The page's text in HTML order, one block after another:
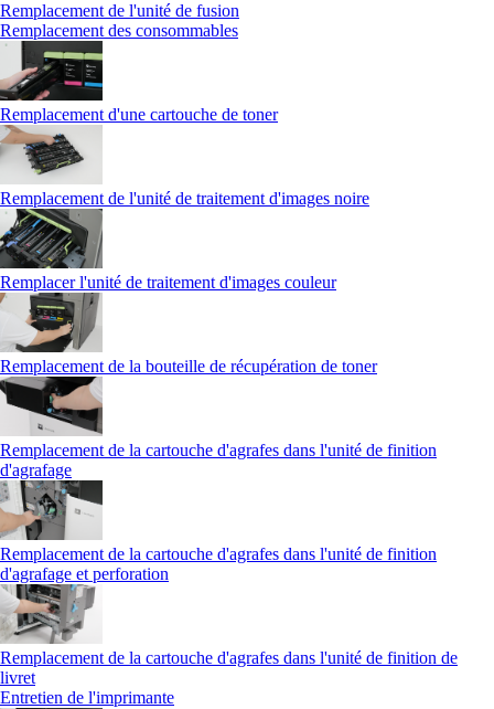
Remplacement de l'unité de fusion
Remplacement des consommables
Remplacement d'une cartouche de toner
Remplacement de l'unité de traitement d'images noire
Remplacer l'unité de traitement d'images couleur
Remplacement de la bouteille de récupération de toner
Remplacement de la cartouche d'agrafes dans l'unité de finition
d'agrafage
Remplacement de la cartouche d'agrafes dans l'unité de finition
d'agrafage et perforation
Remplacement de la cartouche d'agrafes dans l'unité de finition de
livret
Entretien de l'imprimante